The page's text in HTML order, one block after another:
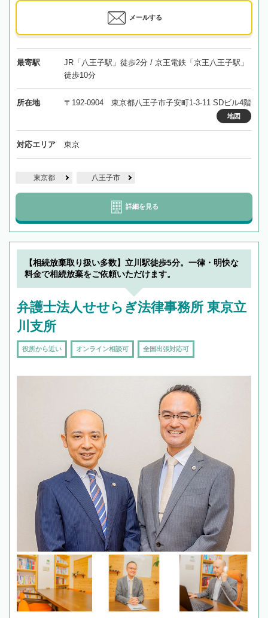
メールする
最寄駅
JR「八王子駅」徒歩2分 / 京王電鉄「京王八王子駅」
徒歩10分
所在地 〒192-0904 東京都八王子市子安町1-3-11 SDビル4階
地図
対応エリア 東京
東京都 八王子市
詳細を見る
【相続放棄取り扱い多数】立川駅徒歩5分。一律・明快な
料金で相続放棄をご依頼いただけます。
弁護士法人せせらぎ法律事務所 東京立
川支所
役所から近い オンライン相談可 全国出張対応可